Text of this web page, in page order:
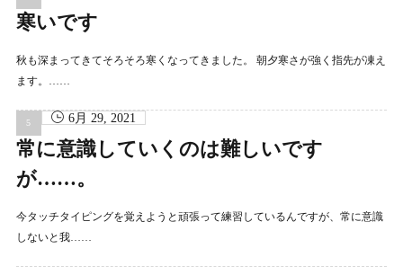
寒いです
秋も深まってきてそろそろ寒くなってきました。 朝夕寒さが強く指先が凍え
ます。……
6月 29, 2021
常に意識していくのは難しいです
が……。
今タッチタイピングを覚えようと頑張って練習しているんですが、常に意識
しないと我……